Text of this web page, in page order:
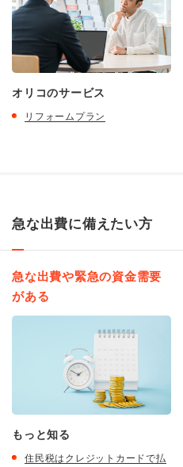
オリコのサービス
リフォームプラン
急な出費に備えたい方
急な出費や緊急の資金需要
がある
もっと知る
住民税はクレジットカードで払